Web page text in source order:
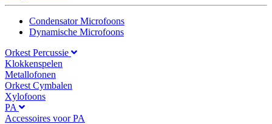
Condensator Microfoons
Dynamische Microfoons
Orkest Percussie
Klokkenspelen
Metallofonen
Orkest Cymbalen
Xylofoons
PA
Accessoires voor PA